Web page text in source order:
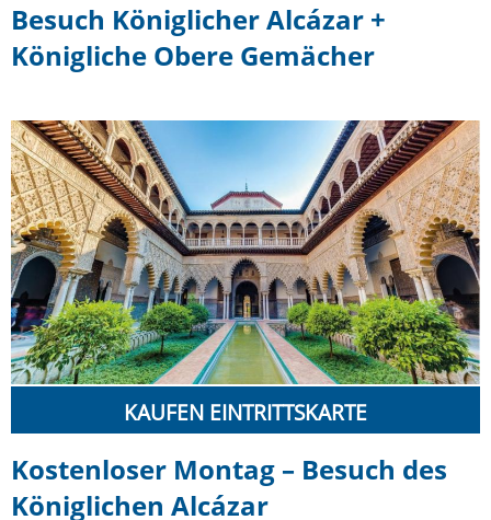
Besuch Königlicher Alcázar +
Königliche Obere Gemächer
KAUFEN EINTRITTSKARTE
Kostenloser Montag – Besuch des
Königlichen Alcázar